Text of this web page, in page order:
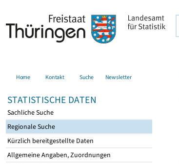
Home Kontakt Suche Newsletter
STATISTISCHE DATEN
Sachliche Suche
Regionale Suche
Kürzlich bereitgestellte Daten
Allgemeine Angaben, Zuordnungen